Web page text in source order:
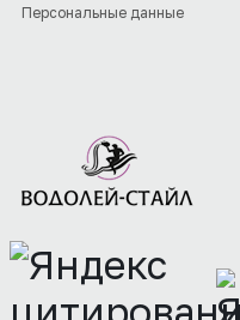
Персональные данные